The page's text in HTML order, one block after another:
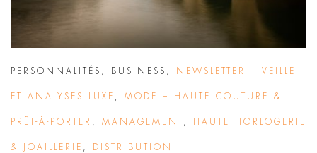
PERSONNALITÉS BUSINESS NEWSLETTER – VEILLE
ET ANALYSES LUXE MODE – HAUTE COUTURE &
PRÊT-À-PORTER MANAGEMENT HAUTE HORLOGERIE
& JOAILLERIE DISTRIBUTION